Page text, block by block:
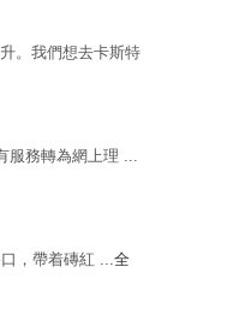
。我們想去卡斯特
服務轉為網上理 ...
，帶着磚紅 ...全